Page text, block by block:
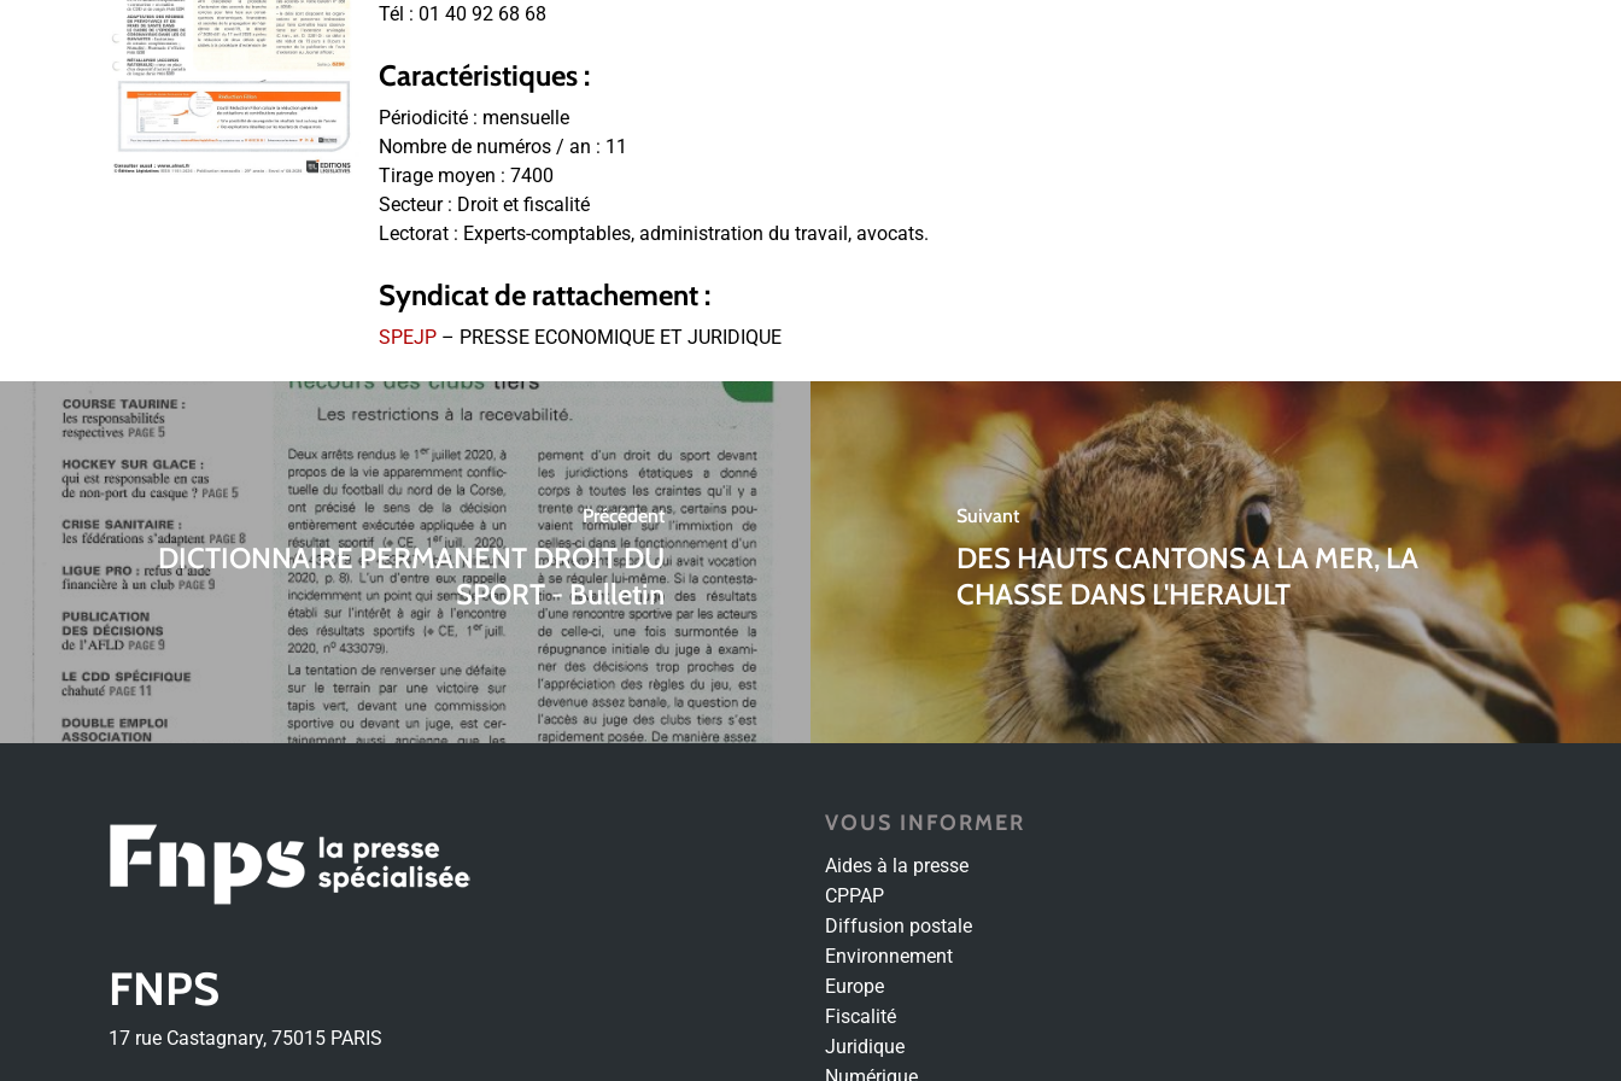
Tél :01 40 92 68 68
Caractéristiques :
Périodicité : mensuelle
Nombre de numéros / an : 11
Tirage moyen :7400
Secteur : Droit et fiscalité
Lectorat : Experts-comptables, administration du travail, avocats.
Syndicat de rattachement :
SPEJP – PRESSE ECONOMIQUE ET JURIDIQUE
Précédent
DICTIONNAIRE PERMANENT DROIT DU
SPORT - Bulletin
Suivant
DES HAUTS CANTONS A LA MER, LA
CHASSE DANS L'HERAULT
FNPS
17 rue Castagnary, 75015 PARIS
VOUS INFORMER
Aides à la presse
CPPAP
Diffusion postale
Environnement
Europe
Fiscalité
Juridique